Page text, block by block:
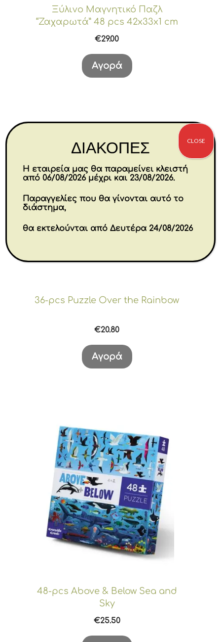
Ξύλινο Μαγνητικό Παζλ
“Ζαχαρωτά” 48 pcs 42x33x1 cm
€29.00
Αγορά
36-pcs Puzzle Over the Rainbow
€20.80
Αγορά
48-pcs Above & Below Sea and
Sky
€25.50
ΔΙΑΚΟΠΕΣ
Η εταιρεία μας θα παραμείνει κλειστή
από 06/08/2026 μέχρι και 23/08/2026.
Παραγγελίες που θα γίνονται αυτό το
διάστημα,
θα εκτελούνται από Δευτέρα 24/08/2026
CLOSE